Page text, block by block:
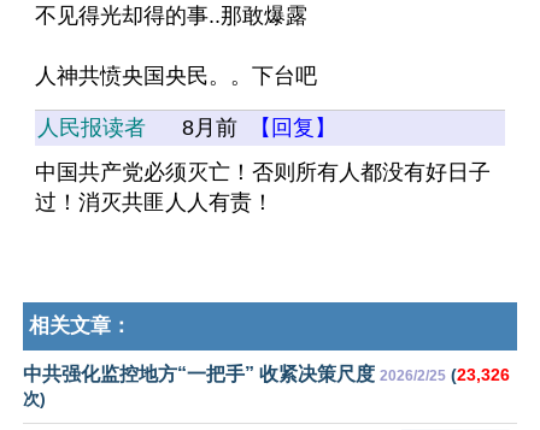
不见得光却得的事..那敢爆露
人神共愤央国央民。。下台吧
人民报读者 8月前
【回复】
中国共产党必须灭亡！否则所有人都没有好日子
过！消灭共匪人人有责！
相关文章：
中共强化监控地方“一把手” 收紧决策尺度 2026/2/25 (23,326
次)